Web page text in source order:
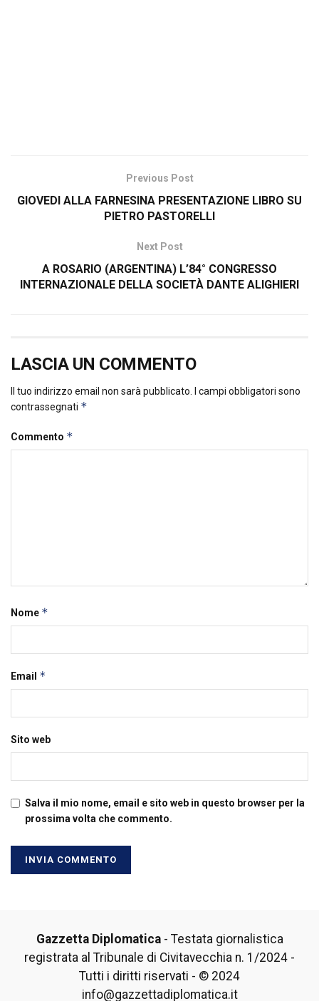
Previous Post
GIOVEDI ALLA FARNESINA PRESENTAZIONE LIBRO SU
PIETRO PASTORELLI
Next Post
A ROSARIO (ARGENTINA) L’84° CONGRESSO
INTERNAZIONALE DELLA SOCIETÀ DANTE ALIGHIERI
LASCIA UN COMMENTO
Il tuo indirizzo email non sarà pubblicato.
I campi obbligatori sono
contrassegnati *
Commento *
Nome *
Email *
Sito web
Salva il mio nome, email e sito web in questo browser per la
prossima volta che commento.
Gazzetta Diplomatica- Testata giornalistica
registrata al Tribunale di Civitavecchia n. 1/2024 -
Tutti i diritti riservati - © 2024
info@gazzettadiplomatica.it